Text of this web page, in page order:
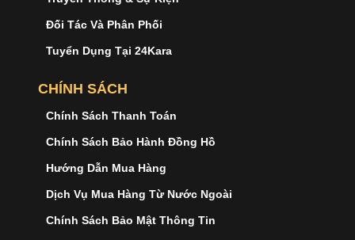
Đối Tác Và Phân Phối
Tuyển Dụng Tại 24Kara
CHÍNH SÁCH
Chính Sách Thanh Toán
Chính Sách Bảo Hành Đồng Hồ
Hướng Dẫn Mua Hàng
Dịch Vụ Mua Hàng Từ Nước Ngoài
Chính Sách Bảo Mật Thông Tin